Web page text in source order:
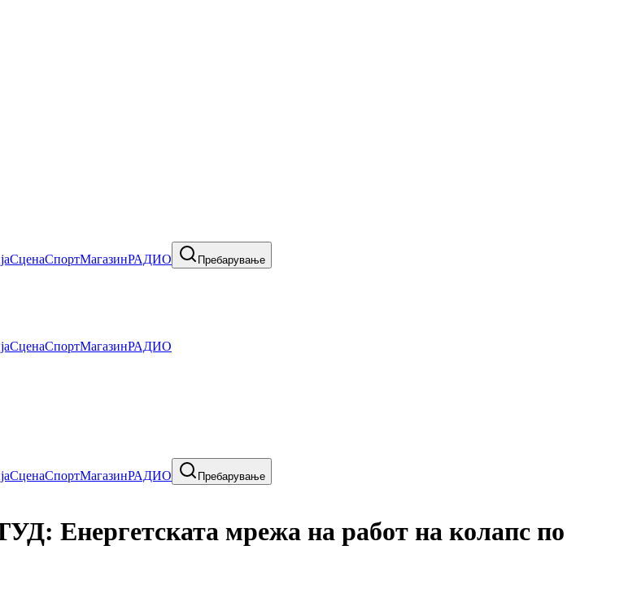
СценаСпортМагазинРАДИО Пребарување
СценаСпортМагазинРАДИО
СценаСпортМагазинРАДИО Пребарување
мрежа на работ на колапс по